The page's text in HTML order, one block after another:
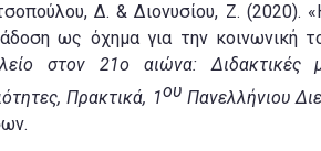
Δ. & Διονυσίου, Ζ. (2020).
ως όχημα για την κοινωνική
στον 21ο αιώνα: Διδακτικές
Πρακτικά, 1ουΠανελλήνιου